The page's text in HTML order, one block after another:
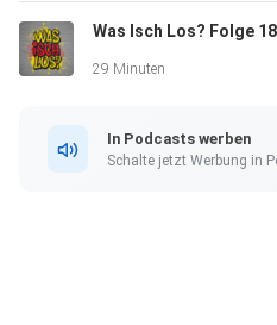
29 Minuten
In Podcasts werben
Schalte jetzt Werbung in